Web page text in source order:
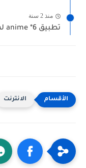
منذ 2 سنة
تطبيق anime *6 لمشاهدة جميع حلقات الانمي بنجمة 6
الانترنت